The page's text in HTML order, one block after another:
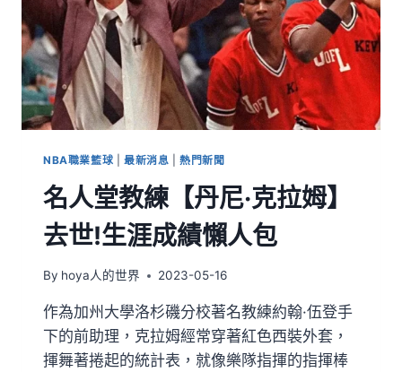
NBA職業籃球 最新消息 |熱門新聞
名人堂教練【丹尼·克拉姆】
去世!生涯成績懶人包
By hoya人的世界 2023-05-16
作為加州大學洛杉磯分校著名教練約翰·伍登手
下的前助理，克拉姆經常穿著紅色西裝外套，
揮舞著捲起的統計表，就像樂隊指揮的指揮棒